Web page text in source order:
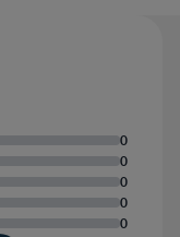
0
0
0
0
0